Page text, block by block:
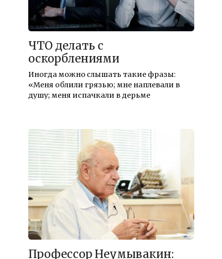
ЧТО делать с
оскорблениями
Иногда можно слышать такие фразы:
«Меня облили грязью; мне наплевали в
душу; меня испачкали в дерьме
Профессор Неумывакин: